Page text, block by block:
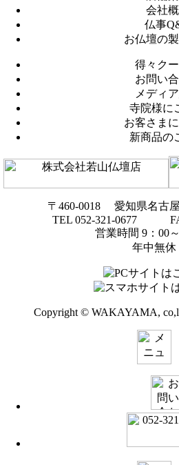
会社
仏事
お仏壇の
得々ク
お問い
メディ
寺院様に
お客さま
新商品の
〒460-0018 愛知県名古
TEL 052-321-0677
営業時間 9：00
年中無休
Copyright © WAKAYAMA,